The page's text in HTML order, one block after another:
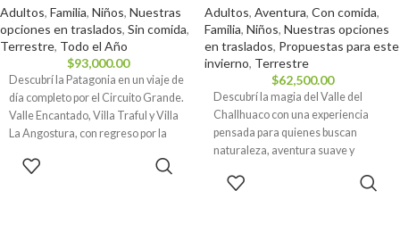
Adultos, Familia, Niños, Nuestras
opciones en traslados, Sin comida,
Terrestre, Todo el Año
$93,000.00
Descubrí la Patagonia en un viaje de
día completo por el Circuito Grande.
Valle Encantado, Villa Traful y Villa
La Angostura, con regreso por la
Adultos, Aventura, Con comida,
Familia, Niños, Nuestras opciones
en traslados, Propuestas para este
invierno, Terrestre
$62,500.00
Descubrí la magia del Valle del
Challhuaco con una experiencia
pensada para quienes buscan
naturaleza, aventura suave y
entre bosques nevados con